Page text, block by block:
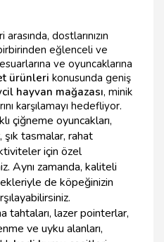
dostlarınızın
eğlenceli ve
ve oyuncaklarına
ürünleri konusunda geniş
hayvan mağazası, minik
karşılamayı hedefliyor.
çiğneme oyuncakları,
tasmalar, rahat
için özel
Aynı zamanda, kaliteli
de köpeğinizin
tahtaları, lazer pointerlar,
ve uyku alanları,